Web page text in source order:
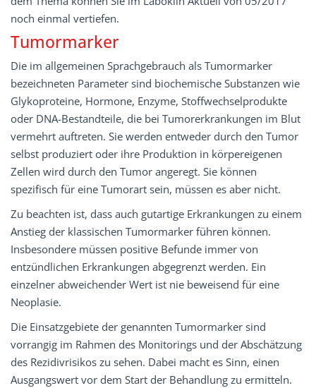
noch einmal vertiefen.
Tumormarker
Die im allgemeinen Sprachgebrauch als Tumormarker
bezeichneten Parameter sind biochemische Substanzen wie
Glykoproteine, Hormone, Enzyme, Stoffwechselprodukte
oder DNA-Bestandteile, die bei Tumorerkrankungen im Blut
vermehrt auftreten. Sie werden entweder durch den Tumor
selbst produziert oder ihre Produktion in körpereigenen
Zellen wird durch den Tumor angeregt. Sie können
spezifisch für eine Tumorart sein, müssen es aber nicht.
Zu beachten ist, dass auch gutartige Erkrankungen zu einem
Anstieg der klassischen Tumormarker führen können.
Insbesondere müssen positive Befunde immer von
entzündlichen Erkrankungen abgegrenzt werden. Ein
einzelner abweichender Wert ist nie beweisend für eine
Neoplasie.
Die Einsatzgebiete der genannten Tumormarker sind
vorrangig im Rahmen des Monitorings und der Abschätzung
des Rezidivrisikos zu sehen. Dabei macht es Sinn, einen
Ausgangswert vor dem Start der Behandlung zu ermitteln.